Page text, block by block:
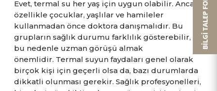
Evet, termal su her yaş için uygun olabilir. Ancak,
özellikle çocuklar, yaşlılar ve hamileler
kullanmadan önce doktora danışmalıdır. Bu
grupların sağlık durumu farklılık gösterebilir,
bu nedenle uzman görüşü almak
önemlidir. Termal suyun faydaları genel olarak
birçok kişi için geçerli olsa da, bazı durumlarda
dikkatli olunması gerekir. Sağlık profesyonelleri,